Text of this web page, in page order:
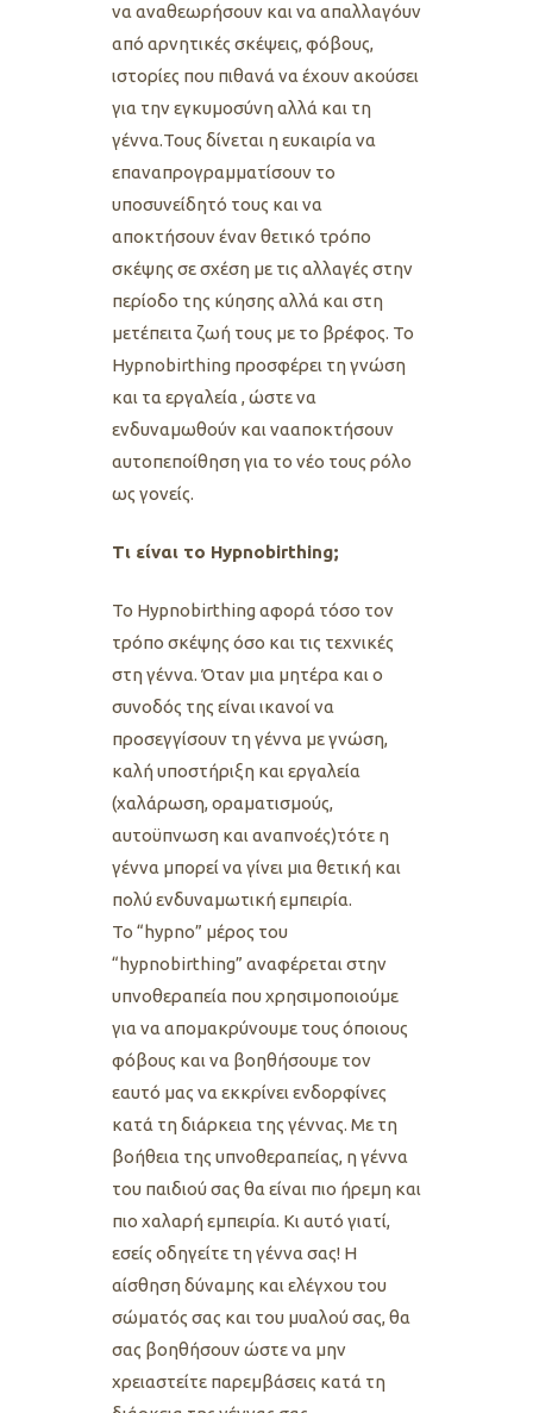
να αναθεωρήσουν και να απαλλαγόυν
από αρνητικές σκέψεις, φόβους,
ιστορίες που πιθανά να έχουν ακούσει
για την εγκυμοσύνη αλλά και τη
γέννα.Τους δίνεται η ευκαιρία να
επαναπρογραμματίσουν το
υποσυνείδητό τους και να
αποκτήσουν έναν θετικό τρόπο
σκέψης σε σχέση με τις αλλαγές στην
περίοδο της κύησης αλλά και στη
μετέπειτα ζωή τους με το βρέφος. Το
Hypnobirthing προσφέρει τη γνώση
και τα εργαλεία , ώστε να
ενδυναμωθούν και νααποκτήσουν
αυτοπεποίθηση για το νέο τους ρόλο
ως γονείς.
Τι είναι το Hypnobirthing;
Το Hypnobirthing αφορά τόσο τον
τρόπο σκέψης όσο και τις τεχνικές
στη γέννα. Όταν μια μητέρα και ο
συνοδός της είναι ικανοί να
προσεγγίσουν τη γέννα με γνώση,
καλή υποστήριξη και εργαλεία
(χαλάρωση, οραματισμούς,
αυτοϋπνωση και αναπνοές)τότε η
γέννα μπορεί να γίνει μια θετική και
πολύ ενδυναμωτική εμπειρία.
Το “hypno” μέρος του
“hypnobirthing” αναφέρεται στην
υπνοθεραπεία που χρησιμοποιούμε
για να απομακρύνουμε τους όποιους
φόβους και να βοηθήσουμε τον
εαυτό μας να εκκρίνει ενδορφίνες
κατά τη διάρκεια της γέννας. Με τη
βοήθεια της υπνοθεραπείας, η γέννα
του παιδιού σας θα είναι πιο ήρεμη και
πιο χαλαρή εμπειρία. Κι αυτό γιατί,
εσείς οδηγείτε τη γέννα σας! Η
αίσθηση δύναμης και ελέγχου του
σώματός σας και του μυαλού σας, θα
σας βοηθήσουν ώστε να μην
χρειαστείτε παρεμβάσεις κατά τη